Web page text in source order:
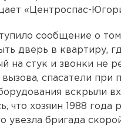
«Центроспас-
сообщение о
дверь в квартиру,
на стук и звонки не
вызова, спасатели при
вскрыли
что хозяин 1988 года
увезла бригада